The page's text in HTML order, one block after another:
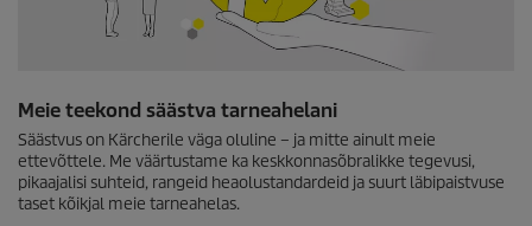
Meie teekond säästva tarneahelani
Säästvus on Kärcherile väga oluline – ja mitte ainult meie
ettevõttele. Me väärtustame ka keskkonnasõbralikke tegevusi,
pikaajalisi suhteid, rangeid heaolustandardeid ja suurt läbipaistvuse
taset kõikjal meie tarneahelas.